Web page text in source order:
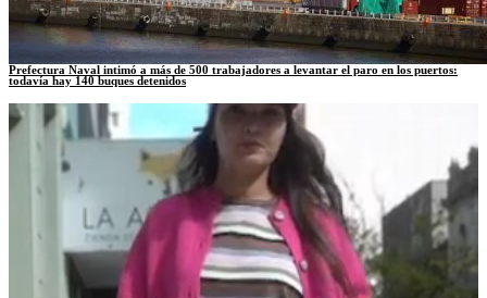
Prefectura Naval intimó a más de 500 trabajadores a levantar el paro en los puertos:
todavía hay 140 buques detenidos